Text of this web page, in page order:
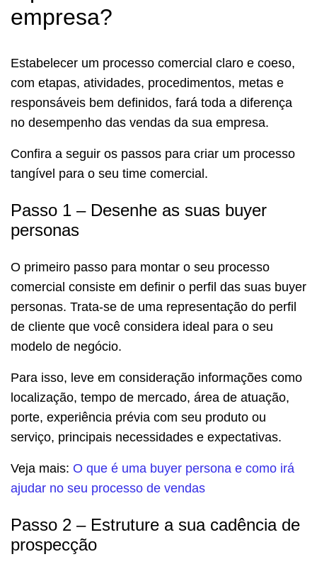
empresa?
Estabelecer um processo comercial claro e coeso,
com etapas, atividades, procedimentos, metas e
responsáveis bem definidos, fará toda a diferença
no desempenho das vendas da sua empresa.
Confira a seguir os passos para criar um processo
tangível para o seu time comercial.
Passo 1 – Desenhe as suas buyer
personas
O primeiro passo para montar o seu processo
comercial consiste em definir o perfil das suas buyer
personas. Trata-se de uma representação do perfil
de cliente que você considera ideal para o seu
modelo de negócio.
Para isso, leve em consideração informações como
localização, tempo de mercado, área de atuação,
porte, experiência prévia com seu produto ou
serviço, principais necessidades e expectativas.
Veja mais: O que é uma buyer persona e como irá
ajudar no seu processo de vendas
Passo 2 – Estruture a sua cadência de
prospecção